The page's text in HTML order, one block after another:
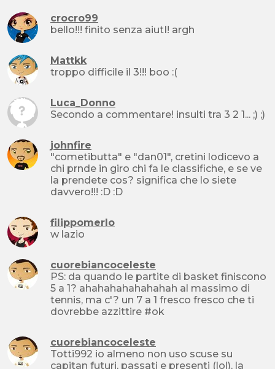
crocro99
bello!!! finito senza aiutI! argh
Mattkk
troppo difficile il 3!!! boo :(
Luca_Donno
Secondo a commentare! insulti tra 3 2 1... ;) ;)
johnfire
"cometibutta" e "dan01", cretini lodicevo a
chi prnde in giro chi fa le classifiche, e se ve
la prendete cos? significa che lo siete
davvero!!! :D :D
filippomerlo
w lazio
cuorebiancoceleste
PS: da quando le partite di basket finiscono
5 a 1? ahahahahahahahah al massimo di
tennis, ma c'? un 7 a 1 fresco fresco che ti
dovrebbe azzittire #ok
cuorebiancoceleste
Totti992 io almeno non uso scuse su
capitan futuri, passati e presenti (lol), la